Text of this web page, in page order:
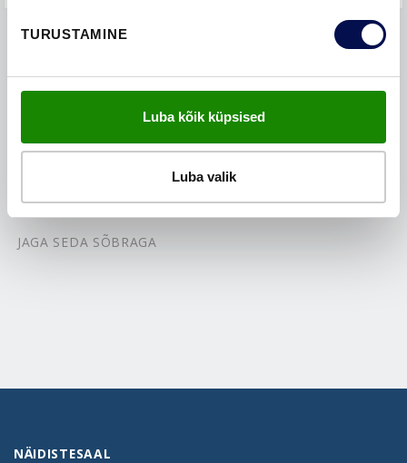
TURUSTAMINE
Luba kõik küpsised
Luba valik
VAATA BROŠÜÜRE
VÕTA MEIEGA ÜHENDUST
JAGA SEDA SÕBRAGA
NÄIDISTESAAL